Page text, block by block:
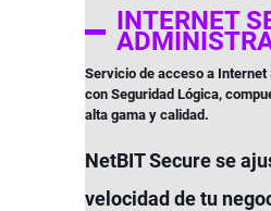
INTERNET
Servicio de acceso a
con Seguridad Lógica,
alta gama y calidad.
NetBIT Secure se
velocidad de tu